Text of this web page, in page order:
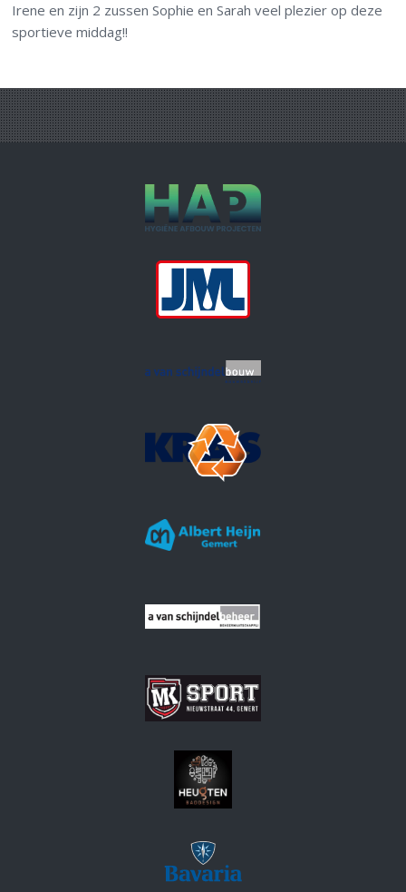
Irene en zijn 2 zussen Sophie en Sarah veel plezier op deze
sportieve middag!!